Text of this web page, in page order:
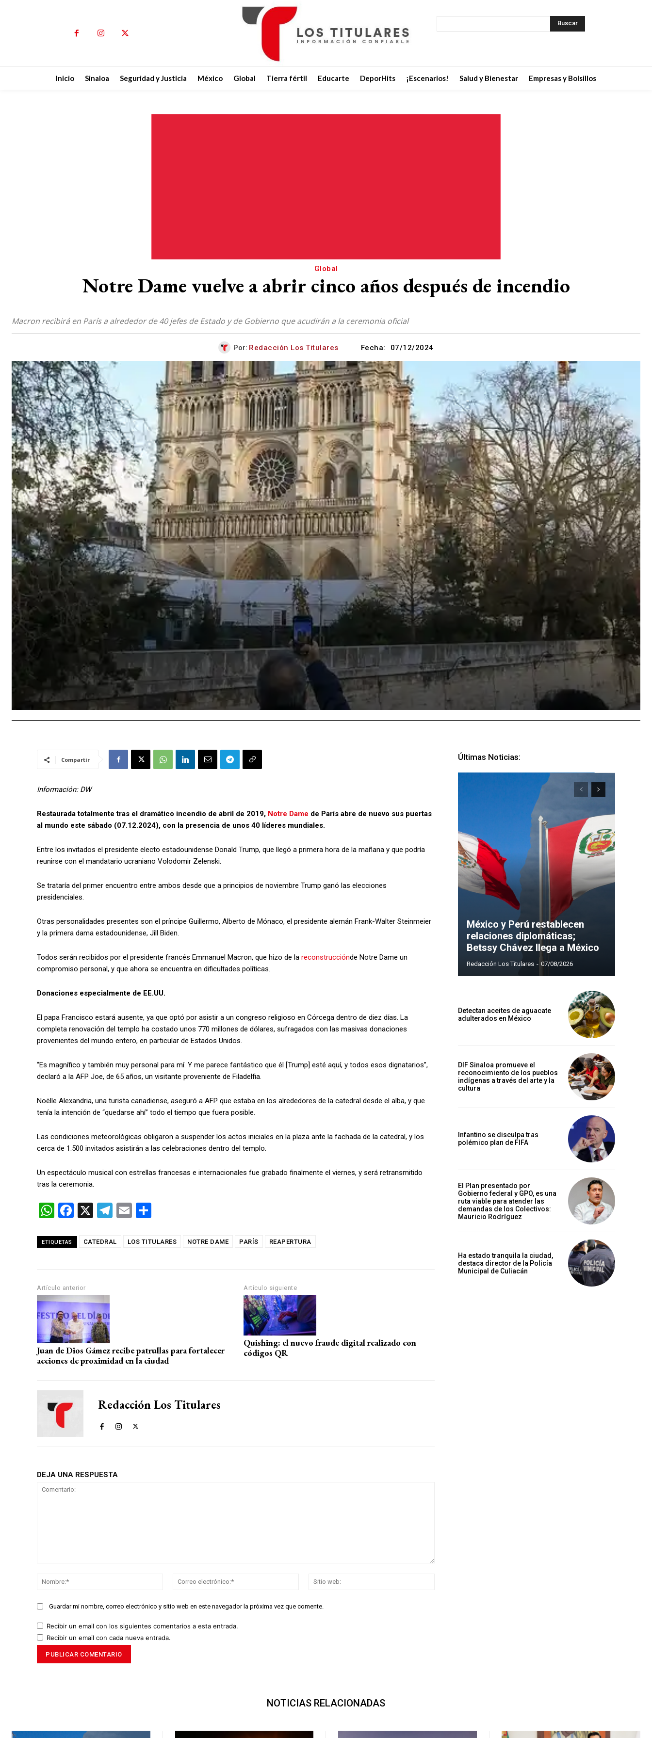
Buscar
Inicio Sinaloa Seguridad y Justicia México Global Tierra fértil Educarte DeporHits ¡Escenarios! Salud y Bienestar Empresas y Bolsillos
Global
Notre Dame vuelve a abrir cinco años después de incendio
Macron recibirá en París a alrededor de 40 jefes de Estado y de Gobierno que acudirán a la ceremonia oficial
Por: Redacción Los Titulares Fecha: 07/12/2024
Compartir
Información: DW
Restaurada totalmente tras el dramático incendio de abril de 2019, Notre Dame de París abre de nuevo sus puertas
al mundo este sábado (07.12.2024), con la presencia de unos 40 líderes mundiales.
Entre los invitados el presidente electo estadounidense Donald Trump, que llegó a primera hora de la mañana y que podría
reunirse con el mandatario ucraniano Volodomir Zelenski.
Se trataría del primer encuentro entre ambos desde que a principios de noviembre Trump ganó las elecciones
presidenciales.
Otras personalidades presentes son el príncipe Guillermo, Alberto de Mónaco, el presidente alemán Frank-Walter Steinmeier
y la primera dama estadounidense, Jill Biden.
Todos serán recibidos por el presidente francés Emmanuel Macron, que hizo de la reconstrucciónde Notre Dame un
compromiso personal, y que ahora se encuentra en dificultades políticas.
Donaciones especialmente de EE.UU.
El papa Francisco estará ausente, ya que optó por asistir a un congreso religioso en Córcega dentro de diez días. La
completa renovación del templo ha costado unos 770 millones de dólares, sufragados con las masivas donaciones
provenientes del mundo entero, en particular de Estados Unidos.
“Es magnífico y también muy personal para mí. Y me parece fantástico que él [Trump] esté aquí, y todos esos dignatarios”,
declaró a la AFP Joe, de 65 años, un visitante proveniente de Filadelfia.
Noëlle Alexandria, una turista canadiense, aseguró a AFP que estaba en los alrededores de la catedral desde el alba, y que
tenía la intención de “quedarse ahí” todo el tiempo que fuera posible.
Las condiciones meteorológicas obligaron a suspender los actos iniciales en la plaza ante la fachada de la catedral, y los
cerca de 1.500 invitados asistirán a las celebraciones dentro del templo.
Un espectáculo musical con estrellas francesas e internacionales fue grabado finalmente el viernes, y será retransmitido
tras la ceremonia.
W
at
p
p
F
ce
o
k
X
T
e
E
ail m
ETIQUETAS CATEDRAL LOS TITULARES NOTRE DAME PARÍS REAPERTURA
Artículo anterior
Juan de Dios Gámez recibe patrullas para fortalecer
acciones de proximidad en la ciudad
Artículo siguiente
Quishing: el nuevo fraude digital realizado con
códigos QR
Redacción Los Titulares
DEJA UNA RESPUESTA
Nombre:*
Correo
Guardar mi nombre, correo electrónico y sitio web en este navegador la próxima vez que comente.
Recibir un email con los siguientes comentarios a esta entrada.
Recibir un email con cada nueva entrada.
Últimas Noticias:
México y Perú restablecen
relaciones diplomáticas;
Betssy Chávez llega a México
Redacción Los Titulares - 07/08/2026
Detectan aceites de aguacate
adulterados en México
DIF Sinaloa promueve el
reconocimiento de los pueblos
indígenas a través del arte y la
cultura
Infantino se disculpa tras
polémico plan de FIFA
El Plan presentado por
Gobierno federal y GPO, es una
ruta viable para atender las
demandas de los Colectivos:
Mauricio Rodríguez
Ha estado tranquila la ciudad,
destaca director de la Policía
Municipal de Culiacán
NOTICIAS RELACIONADAS